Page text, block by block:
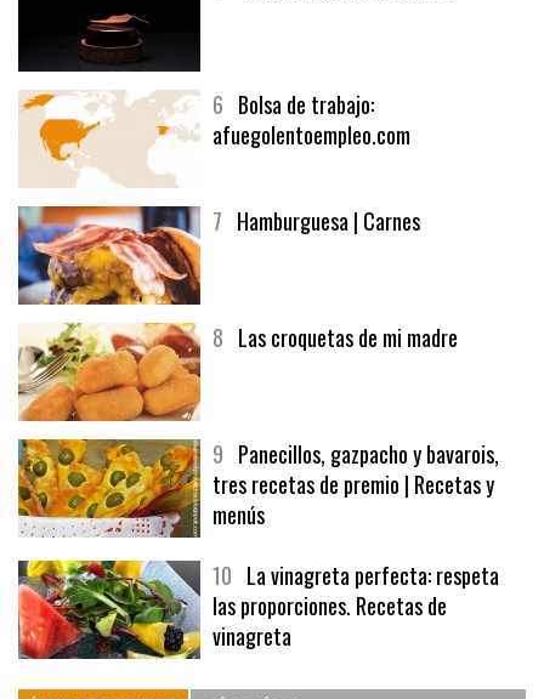
6Bolsa de trabajo:
9Panecillos, gazpacho y bavarois,
tres recetas de premio | Recetas y
menús
10La vinagreta perfecta: respeta
las proporciones. Recetas de
vinagreta